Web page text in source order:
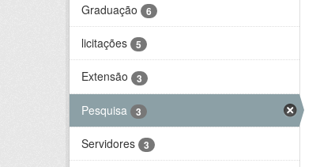
Graduação 6
licitações 5
Extensão 3
Pesquisa 3
Servidores 3